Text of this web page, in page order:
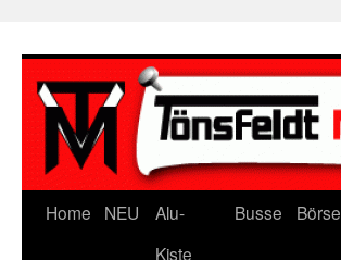
Home NEU
Alu-
Kiste
Busse Börse